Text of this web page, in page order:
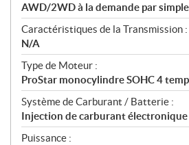
AWD/2WD à la demande par
Caractéristiques de la Transmission :
N/A
Type de Moteur :
ProStar monocylindre SOHC 4
Système de Carburant / Batterie :
Injection de carburant électronique
Puissance :